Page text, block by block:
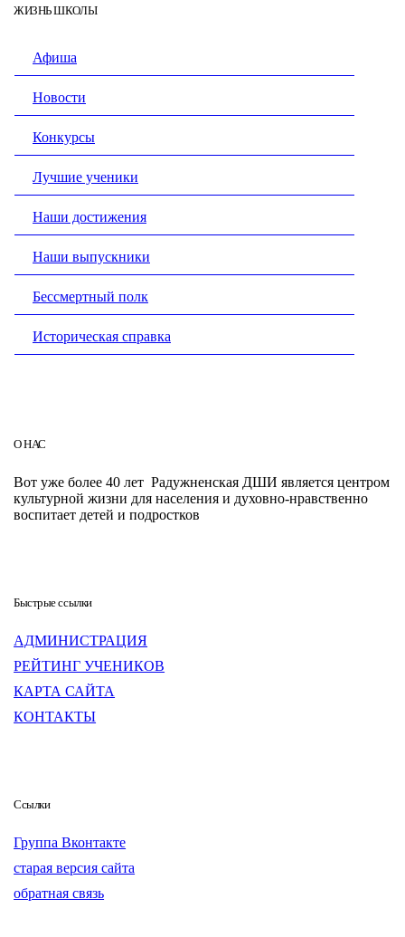
ЖИЗНЬ ШКОЛЫ
Афиша
Новости
Конкурсы
Лучшие ученики
Наши достижения
Наши выпускники
Бессмертный полк
Историческая справка
О НАС
Вот уже более 40 лет Радужненская ДШИ является центром
культурной жизни для населения и духовно-нравственно
воспитает детей и подростков
Быстрые ссылки
АДМИНИСТРАЦИЯ
РЕЙТИНГ УЧЕНИКОВ
КАРТА САЙТА
КОНТАКТЫ
Ссылки
Группа Вконтакте
старая версия сайта
обратная связь